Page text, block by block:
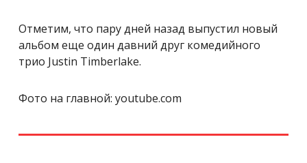
Отметим, что пару дней назад выпустил новый
альбом еще один давний друг комедийного
трио Justin Timberlake.
Фото на главной: youtube.com